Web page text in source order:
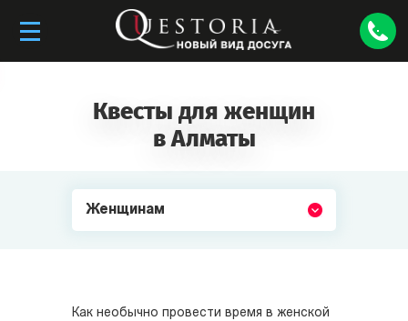
Квесты для женщин
в Алматы
Женщинам
Как необычно провести время в женской